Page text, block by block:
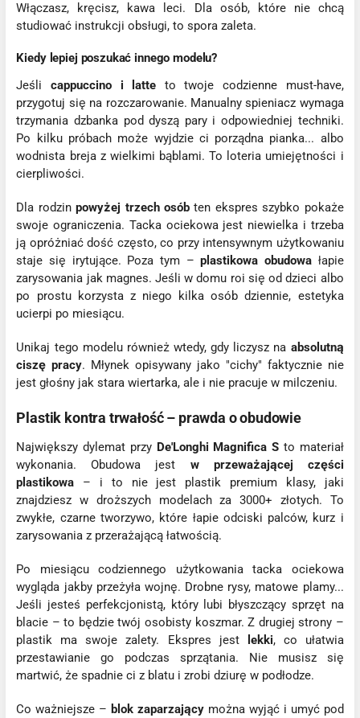
Włączasz, kręcisz, kawa leci. Dla osób, które nie chcą
studiować instrukcji obsługi, to spora zaleta.
Kiedy lepiej poszukać innego modelu?
Jeślicappuccino i latte to twoje codzienne must-have,
przygotuj się na rozczarowanie. Manualny spieniacz wymaga
trzymania dzbanka pod dyszą pary i odpowiedniej techniki.
Po kilku próbach może wyjdzie ci porządna pianka... albo
wodnista breja z wielkimi bąblami. To loteria umiejętności i
cierpliwości.
Dla rodzinpowyżej trzech osób ten ekspres szybko pokaże
swoje ograniczenia. Tacka ociekowa jest niewielka i trzeba
ją opróżniać dość często, co przy intensywnym użytkowaniu
staje się irytujące. Poza tym –plastikowa obudowałapie
zarysowania jak magnes. Jeśli w domu roi się od dzieci albo
po prostu korzysta z niego kilka osób dziennie, estetyka
ucierpi po miesiącu.
Unikaj tego modelu również wtedy, gdy liczysz na absolutną
ciszę pracy. Młynek opisywany jako "cichy" faktycznie nie
jest głośny jak stara wiertarka, ale i nie pracuje w milczeniu.
Plastik kontra trwałość – prawda o obudowie
Największy dylemat przy De'Longhi Magnifica S to materiał
wykonania. Obudowa jest w przeważającej części
plastikowa – i to nie jest plastik premium klasy, jaki
znajdziesz w droższych modelach za 3000+ złotych. To
zwykłe, czarne tworzywo, które łapie odciski palców, kurz i
zarysowania z przerażającą łatwością.
Po miesiącu codziennego użytkowania tacka ociekowa
wygląda jakby przeżyła wojnę. Drobne rysy, matowe plamy...
Jeśli jesteś perfekcjonistą, który lubi błyszczący sprzęt na
blacie – to będzie twój osobisty koszmar. Z drugiej strony –
plastik ma swoje zalety. Ekspres jest
lekki, co ułatwia
przestawianie go podczas sprzątania. Nie musisz się
martwić, że spadnie ci z blatu i zrobi dziurę w podłodze.
Co ważniejsze – blok zaparzający można wyjąć i umyć pod